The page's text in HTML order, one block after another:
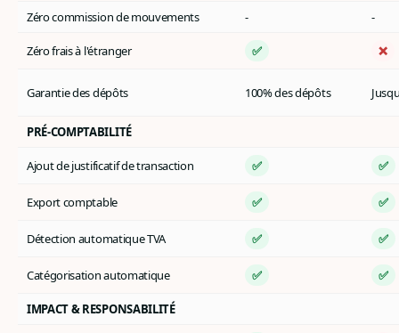
Zéro commission de mouvements - -
Zéro frais à l'étranger ✅ ❌
Garantie des dépôts 100% des dépôts
PRÉ-COMPTABILITÉ
Ajout de justificatif de transaction ✅ ✅
Export comptable ✅ ✅
Détection automatique TVA ✅ ✅
Catégorisation automatique ✅ ✅
IMPACT & RESPONSABILITÉ